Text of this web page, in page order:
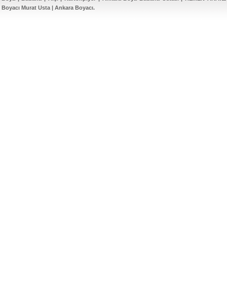
Boyacı Murat Usta | Ankara Boyacı.